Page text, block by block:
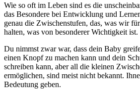
Wie so oft im Leben sind es die
das Besondere bei Entwicklung und
genau die Zwischenstufen, das, was wir
halten, was von besonderer Wichtigkeit ist.
Du nimmst zwar war, dass dein Baby
einen Knopf zu machen kann und dein
schreiben kann, aber all die kleinen
ermöglichen, sind meist nicht bekannt.
Bedeutung geben.